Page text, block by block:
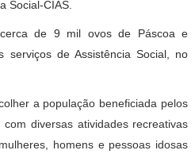
Social-CIAS.
de 9 mil ovos de Páscoa e
serviços de Assistência Social, no
a população beneficiada pelos
diversas atividades recreativas
homens e pessoas idosas